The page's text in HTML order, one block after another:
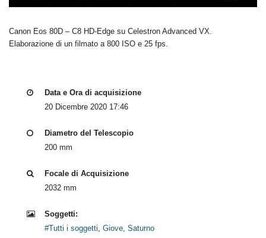
Canon Eos 80D – C8 HD-Edge su Celestron Advanced VX.
Elaborazione di un filmato a 800 ISO e 25 fps.
Data e Ora di acquisizione
20 Dicembre 2020 17:46
Diametro del Telescopio
200 mm
Focale di Acquisizione
2032 mm
Soggetti:
#Tutti i soggetti, Giove, Saturno